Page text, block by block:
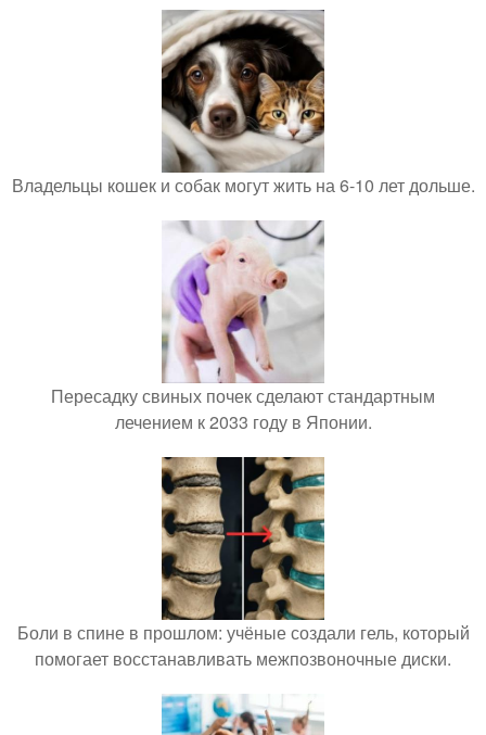
Владельцы кошек и собак могут жить на 6-10 лет дольше.
Пересадку свиных почек сделают стандартным
лечением к 2033 году в Японии.
Боли в спине в прошлом: учёные создали гель, который
помогает восстанавливать межпозвоночные диски.